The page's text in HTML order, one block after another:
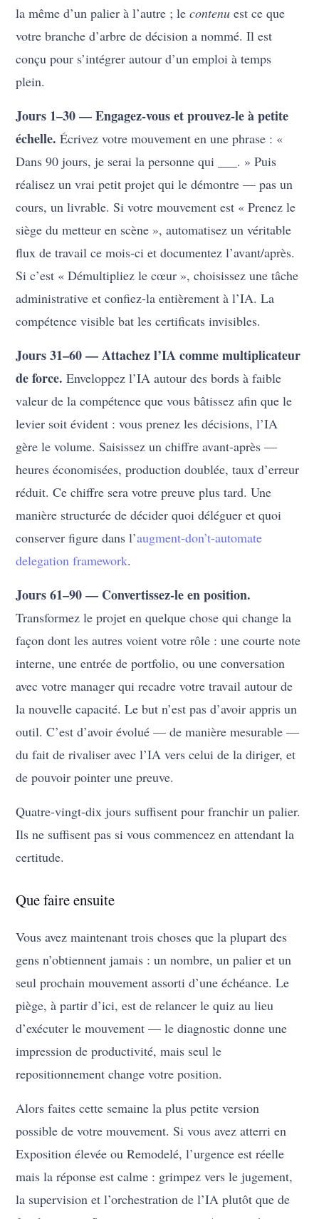
la même d’un palier à l’autre ; lecontenu est ce que
votre branche d’arbre de décision a nommé. Il est
conçu pour s’intégrer autour d’un emploi à temps
plein.
Jours 1–30 — Engagez-vous et prouvez-le à petite
échelle. Écrivez votre mouvement en une phrase : «
Dans 90 jours, je serai la personne qui ___. » Puis
réalisez un vrai petit projet qui le démontre — pas un
cours, un livrable. Si votre mouvement est « Prenez le
siège du metteur en scène », automatisez un véritable
flux de travail ce mois-ci et documentez l’avant/après.
Si c’est « Démultipliez le cœur », choisissez une tâche
administrative et confiez-la entièrement à l’IA. La
compétence visible bat les certificats invisibles.
Jours 31–60 — Attachez l’IA comme multiplicateur
de force. Enveloppez l’IA autour des bords à faible
valeur de la compétence que vous bâtissez afin que le
levier soit évident : vous prenez les décisions, l’IA
gère le volume. Saisissez un chiffre avant-après —
heures économisées, production doublée, taux d’erreur
réduit. Ce chiffre sera votre preuve plus tard. Une
manière structurée de décider quoi déléguer et quoi
conserver figure dans l’augment-don’t-automate
delegation framework.
Jours 61–90 — Convertissez-le en position.
Transformez le projet en quelque chose qui change la
façon dont les autres voient votre rôle : une courte note
interne, une entrée de portfolio, ou une conversation
avec votre manager qui recadre votre travail autour de
la nouvelle capacité. Le but n’est pas d’avoir appris un
outil. C’est d’avoir évolué — de manière mesurable —
du fait de rivaliser avec l’IA vers celui de la diriger, et
de pouvoir pointer une preuve.
Quatre-vingt-dix jours suffisent pour franchir un palier.
Ils ne suffisent pas si vous commencez en attendant la
certitude.
Que faire ensuite
Vous avez maintenant trois choses que la plupart des
gens n’obtiennent jamais : un nombre, un palier et un
seul prochain mouvement assorti d’une échéance. Le
piège, à partir d’ici, est de relancer le quiz au lieu
d’exécuter le mouvement — le diagnostic donne une
impression de productivité, mais seul le
repositionnement change votre position.
Alors faites cette semaine la plus petite version
possible de votre mouvement. Si vous avez atterri en
Exposition élevée ou Remodelé, l’urgence est réelle
mais la réponse est calme : grimpez vers le jugement,
la supervision et l’orchestration de l’IA plutôt que de